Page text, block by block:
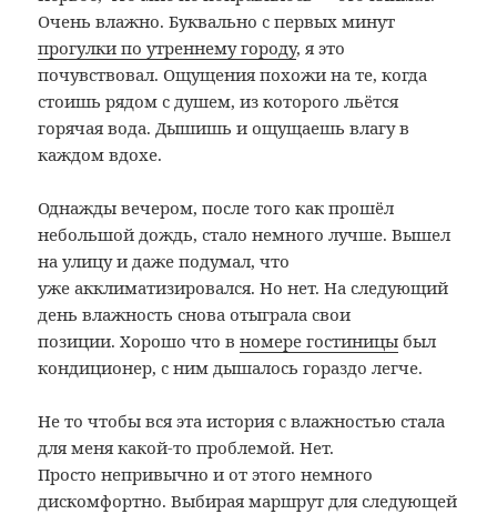
Очень влажно. Буквально с первых минут
прогулки по утреннему городу, я это
почувствовал. Ощущения похожи на те, когда
стоишь рядом с душем, из которого льётся
горячая вода. Дышишь и ощущаешь влагу в
каждом вдохе.
Однажды вечером, после того как прошёл
небольшой дождь, стало немного лучше. Вышел
на улицу и даже подумал, что
уже акклиматизировался. Но нет. На следующий
день влажность снова отыграла свои
позиции. Хорошо что вномере гостиницы был
кондиционер, с ним дышалось гораздо легче.
Не то чтобы вся эта история с влажностью стала
для меня какой-то проблемой. Нет.
Просто непривычно и от этого немного
дискомфортно. Выбирая маршрут для следующей